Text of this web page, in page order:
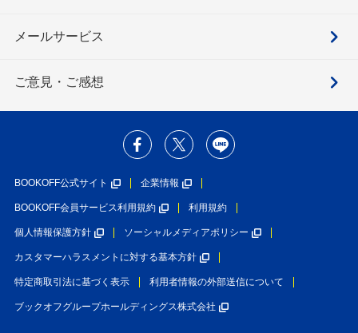
メールサービス
ご意見・ご感想
BOOKOFF公式サイト 企業情報
BOOKOFF会員サービス利用規約 利用規約
個人情報保護方針 ソーシャルメディアポリシー
カスタマーハラスメントに対する基本方針
特定商取引法に基づく表示 利用者情報の外部送信について
ブックオフグループホールディングス株式会社